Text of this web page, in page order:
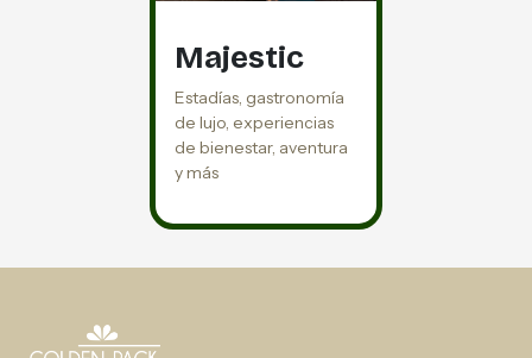
Majestic
Estadías, gastronomía
de lujo, experiencias
de bienestar, aventura
y más